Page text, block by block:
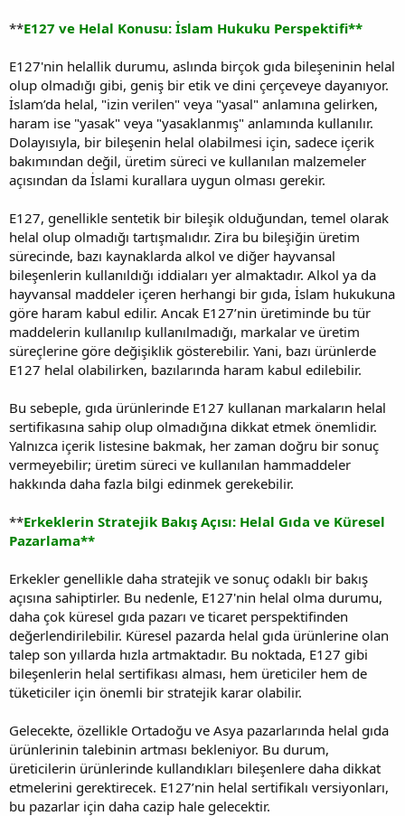
**E127 ve Helal Konusu: İslam Hukuku Perspektifi**
E127'nin helallik durumu, aslında birçok gıda bileşeninin helal
olup olmadığı gibi, geniş bir etik ve dini çerçeveye dayanıyor.
İslam’da helal, "izin verilen" veya "yasal" anlamına gelirken,
haram ise "yasak" veya "yasaklanmış" anlamında kullanılır.
Dolayısıyla, bir bileşenin helal olabilmesi için, sadece içerik
bakımından değil, üretim süreci ve kullanılan malzemeler
açısından da İslami kurallara uygun olması gerekir.
E127, genellikle sentetik bir bileşik olduğundan, temel olarak
helal olup olmadığı tartışmalıdır. Zira bu bileşiğin üretim
sürecinde, bazı kaynaklarda alkol ve diğer hayvansal
bileşenlerin kullanıldığı iddiaları yer almaktadır. Alkol ya da
hayvansal maddeler içeren herhangi bir gıda, İslam hukukuna
göre haram kabul edilir. Ancak E127’nin üretiminde bu tür
maddelerin kullanılıp kullanılmadığı, markalar ve üretim
süreçlerine göre değişiklik gösterebilir. Yani, bazı ürünlerde
E127 helal olabilirken, bazılarında haram kabul edilebilir.
Bu sebeple, gıda ürünlerinde E127 kullanan markaların helal
sertifikasına sahip olup olmadığına dikkat etmek önemlidir.
Yalnızca içerik listesine bakmak, her zaman doğru bir sonuç
vermeyebilir; üretim süreci ve kullanılan hammaddeler
hakkında daha fazla bilgi edinmek gerekebilir.
**Erkeklerin Stratejik Bakış Açısı: Helal Gıda ve Küresel
Pazarlama**
Erkekler genellikle daha stratejik ve sonuç odaklı bir bakış
açısına sahiptirler. Bu nedenle, E127'nin helal olma durumu,
daha çok küresel gıda pazarı ve ticaret perspektifinden
değerlendirilebilir. Küresel pazarda helal gıda ürünlerine olan
talep son yıllarda hızla artmaktadır. Bu noktada, E127 gibi
bileşenlerin helal sertifikası alması, hem üreticiler hem de
tüketiciler için önemli bir stratejik karar olabilir.
Gelecekte, özellikle Ortadoğu ve Asya pazarlarında helal gıda
ürünlerinin talebinin artması bekleniyor. Bu durum,
üreticilerin ürünlerinde kullandıkları bileşenlere daha dikkat
etmelerini gerektirecek. E127’nin helal sertifikalı versiyonları,
bu pazarlar için daha cazip hale gelecektir.